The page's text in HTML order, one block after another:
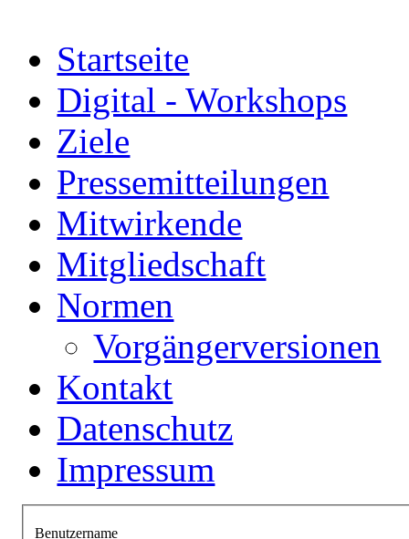
Startseite
Digital - Workshops
Ziele
Pressemitteilungen
Mitwirkende
Mitgliedschaft
Normen
Vorgängerversionen
Kontakt
Datenschutz
Impressum
Benutzername